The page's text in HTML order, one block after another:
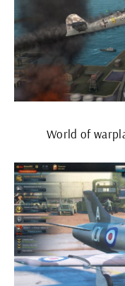
World of